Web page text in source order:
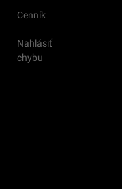
Cenník
Nahlásiť
chybu